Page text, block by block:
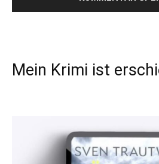
Mein Krimi ist